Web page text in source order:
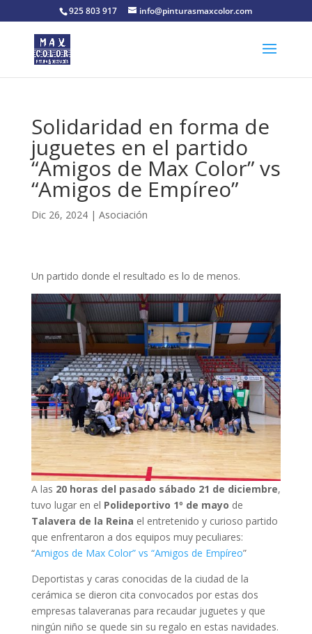
925 803 917 info@pinturasmaxcolor.com
Solidaridad en forma de
juguetes en el partido
“Amigos de Max Color” vs
“Amigos de Empíreo”
Dic 26, 2024| Asociación
Un partido donde el resultado es lo de menos.
A las 20 horas del pasado sábado 21 de diciembre,
tuvo lugar en el Polideportivo 1º de mayo de
Talavera de la Reina el entretenido y curioso partido
que enfrentaron a dos equipos muy peculiares:
“Amigos de Max Color” vs “Amigos de Empíreo”
Deportistas y caras conocidas de la ciudad de la
cerámica se dieron cita convocados por estas dos
empresas talaveranas para recaudar juguetes y que
ningún niño se quede sin su regalo en estas navidades.